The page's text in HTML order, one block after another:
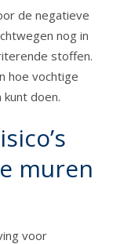
de negatieve
nog in
stoffen.
hoe vochtige
doen.
muren
voor